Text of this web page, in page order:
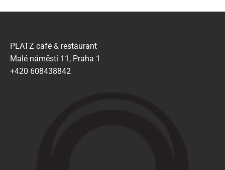
PLATZ café & restaurant
Malé náměstí 11, Praha 1
+420 608438842